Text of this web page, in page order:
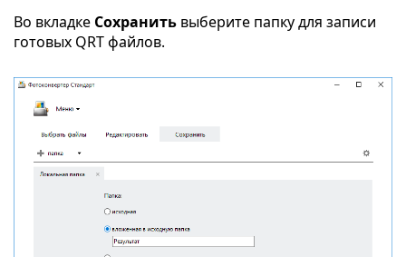
Во вкладке Сохранить выберите папку для записи
готовых QRT файлов.